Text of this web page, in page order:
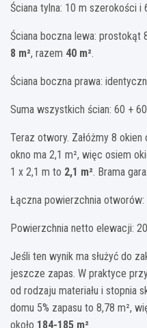
Ściana tylna: 10 m szerokości
Ściana boczna lewa: prostokąt
8 m², razem 40 m².
Ściana boczna prawa:
Suma wszystkich ścian: 60 +
Teraz otwory. Załóżmy 8
okno ma 2,1 m², więc osiem
1 x 2,1 m to 2,1 m². Brama
Łączna powierzchnia otworów:
Powierzchnia netto elewacji:
Jeśli ten wynik ma służyć do
jeszcze zapas. W praktyce
od rodzaju materiału i stopnia
domu 5% zapasu to 8,78 m²,
około 184-185 m².